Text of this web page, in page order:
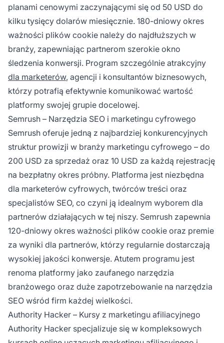
planami cenowymi zaczynającymi się od 50 USD do
kilku tysięcy dolarów miesięcznie. 180-dniowy okres
ważności plików cookie należy do najdłuższych w
branży, zapewniając partnerom szerokie okno
śledzenia konwersji. Program szczególnie atrakcyjny
dla marketerów, agencji i konsultantów biznesowych,
którzy potrafią efektywnie komunikować wartość
platformy swojej grupie docelowej.
Semrush – Narzędzia SEO i marketingu cyfrowego
Semrush oferuje jedną z najbardziej konkurencyjnych
struktur prowizji w branży marketingu cyfrowego – do
200 USD za sprzedaż oraz 10 USD za każdą rejestrację
na bezpłatny okres próbny. Platforma jest niezbędna
dla marketerów cyfrowych, twórców treści oraz
specjalistów SEO, co czyni ją idealnym wyborem dla
partnerów działających w tej niszy. Semrush zapewnia
120-dniowy okres ważności plików cookie oraz premie
za wyniki dla partnerów, którzy regularnie dostarczają
wysokiej jakości konwersje. Atutem programu jest
renoma platformy jako zaufanego narzędzia
branżowego oraz duże zapotrzebowanie na narzędzia
SEO wśród firm każdej wielkości.
Authority Hacker – Kursy z marketingu afiliacyjnego
Authority Hacker specjalizuje się w kompleksowych